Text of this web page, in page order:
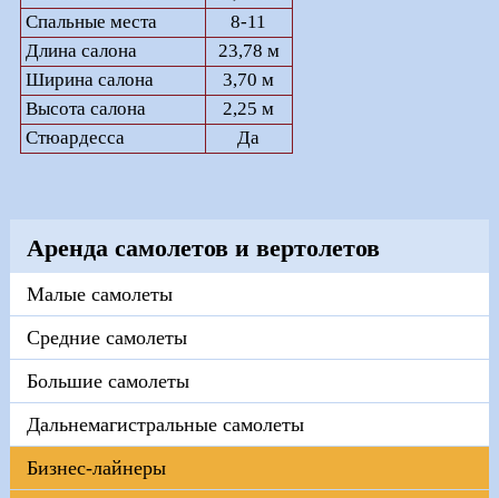
Спальные места
8-11
Длина салона
23,78 м
Ширина салона
3,70 м
Высота салона
2,25 м
Стюардесса
Да
Аренда самолетов и вертолетов
Малые самолеты
Средние самолеты
Большие самолеты
Дальнемагистральные самолеты
Бизнес-лайнеры